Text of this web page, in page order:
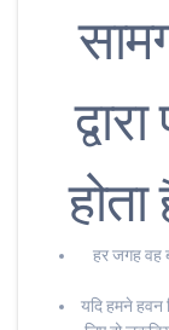
हर जगह वह
यदि हमने हवन